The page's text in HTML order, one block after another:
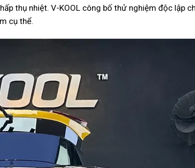
thụ nhiệt. V-KOOL công bố thử nghiệm độc lập
cụ thể.